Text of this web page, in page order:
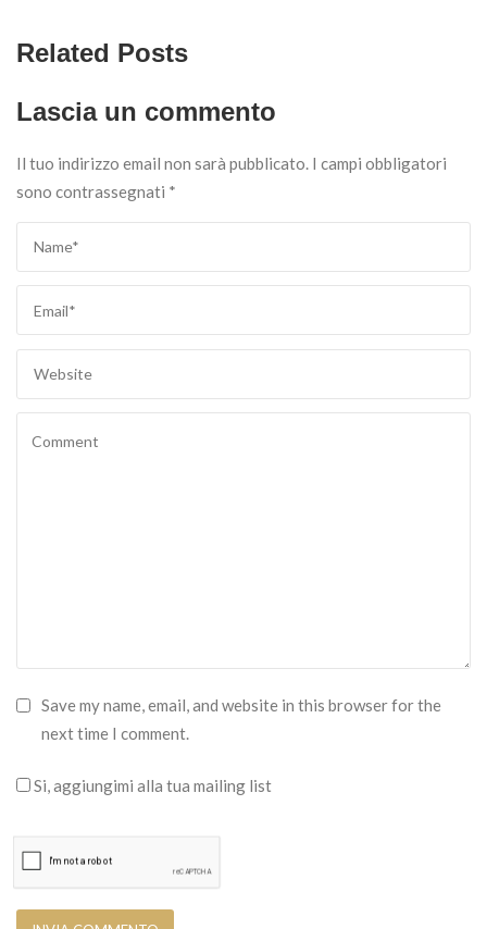
Related Posts
Lascia un commento
Il tuo indirizzo email non sarà pubblicato. I campi obbligatori
sono contrassegnati *
Save my name, email, and website in this browser for the
next time I comment.
Si, aggiungimi alla tua mailing list